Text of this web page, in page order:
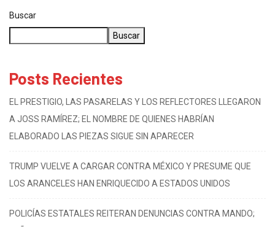
Buscar
Buscar
Posts Recientes
EL PRESTIGIO, LAS PASARELAS Y LOS REFLECTORES LLEGARON
A JOSS RAMÍREZ; EL NOMBRE DE QUIENES HABRÍAN
ELABORADO LAS PIEZAS SIGUE SIN APARECER
TRUMP VUELVE A CARGAR CONTRA MÉXICO Y PRESUME QUE
LOS ARANCELES HAN ENRIQUECIDO A ESTADOS UNIDOS
POLICÍAS ESTATALES REITERAN DENUNCIAS CONTRA MANDO;